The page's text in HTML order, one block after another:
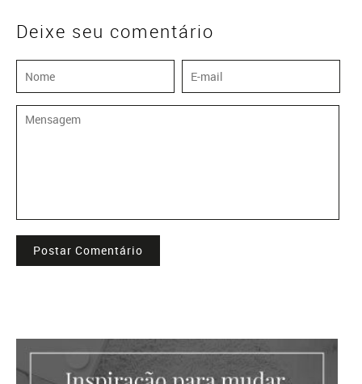
Deixe seu comentário
Postar Comentário